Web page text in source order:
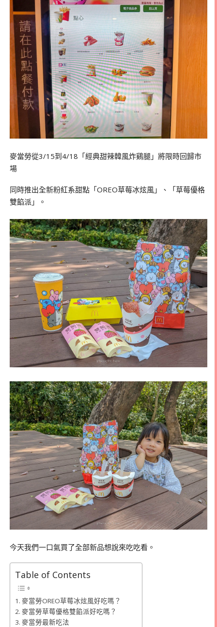
麥當勞從3/15到4/18「經典甜辣韓風炸鷄腿」將限時回歸市
場
同時推出全新粉紅系甜點「OREO草莓冰炫風」、「草莓優格
雙餡派」。
今天我們一口氣買了全部新品想說來吃吃看。
Table of Contents
麥當勞OREO草莓冰炫風好吃嗎？
麥當勞草莓優格雙餡派好吃嗎？
麥當勞最新吃法